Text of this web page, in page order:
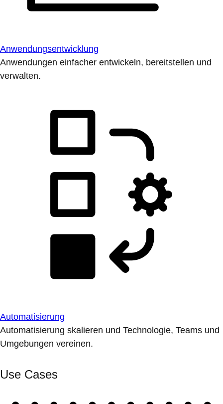
Anwendungsentwicklung
Anwendungen einfacher entwickeln, bereitstellen und
verwalten.
Automatisierung
Automatisierung skalieren und Technologie, Teams und
Umgebungen vereinen.
Use Cases